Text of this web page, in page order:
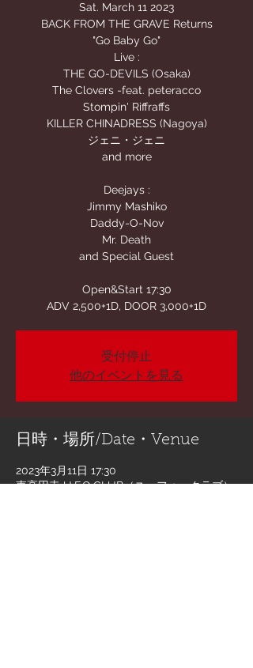
Sat. March 11 2023
BACK FROM THE GRAVE Returns
"Go Baby Go"
Live :
THE GO-DEVILS (Osaka)
The Clovers -feat. peteracco
Stompin' Riffraffs
KILLER CHINADRESS (Nagoya)
ジェニ・ジェニ
and more
Deejays :
Jimmy Mashiko
Daddy-O-Nov
Mr. Death
and Special Guest
Open&Start 17:30
ADV 2,500+1D, DOOR 3,000+1D
受付停止
他のイベントを見る
日時・場所/Date・Venue
2023年3月11日 17:30
東高円寺 U.F.O.CLUB（ユーフォークラブ）,